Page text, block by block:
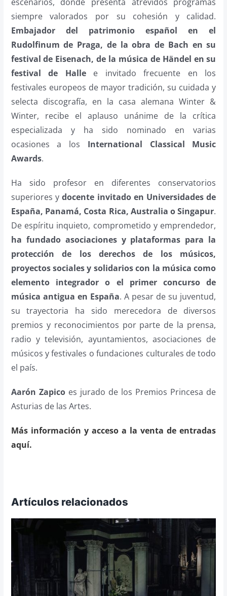
siempre valorados por su cohesión y calidad.
Embajador del patrimonio español en el
Rudolfinum de Praga, de la obra de Bach en su
festival de Eisenach, de la música de Händel en su
festival de Hallee invitado frecuente en los
festivales europeos de mayor tradición, su cuidada y
selecta discografía, en la casa alemana Winter &
Winter, recibe el aplauso unánime de la crítica
especializada y ha sido nominado en varias
ocasiones a los International Classical Music
Awards.
Ha sido profesor en diferentes conservatorios
superiores ydocente invitado en Universidades de
España, Panamá, Costa Rica, Australia o Singapur.
De espíritu inquieto, comprometido y emprendedor,
ha fundado asociaciones y plataformas para la
protección de los derechos de los músicos,
proyectos sociales y solidarios con la música como
elemento integrador o el primer concurso de
música antigua en España. A pesar de su juventud,
su trayectoria ha sido merecedora de diversos
premios y reconocimientos por parte de la prensa,
radio y televisión, ayuntamientos, asociaciones de
músicos y festivales o fundaciones culturales de todo
el país.
Aarón Zapicoes jurado de los Premios Princesa de
Asturias de las Artes.
Más información y acceso a la venta de entradas
aquí.
Artículos relacionados